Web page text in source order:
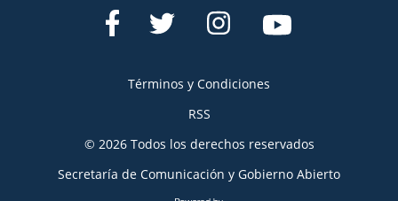
Términos y Condiciones
RSS
© 2026 Todos los derechos reservados
Secretaría de Comunicación y Gobierno Abierto